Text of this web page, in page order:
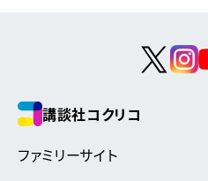
講談社コクリコ
ファミリーサイト